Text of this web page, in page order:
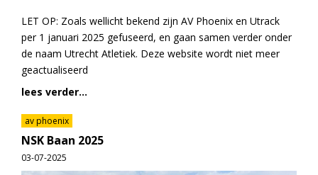
LET OP: Zoals wellicht bekend zijn AV Phoenix en Utrack
per 1 januari 2025 gefuseerd, en gaan samen verder onder
de naam Utrecht Atletiek. Deze website wordt niet meer
geactualiseerd
lees verder...
av phoenix
NSK Baan 2025
03-07-2025